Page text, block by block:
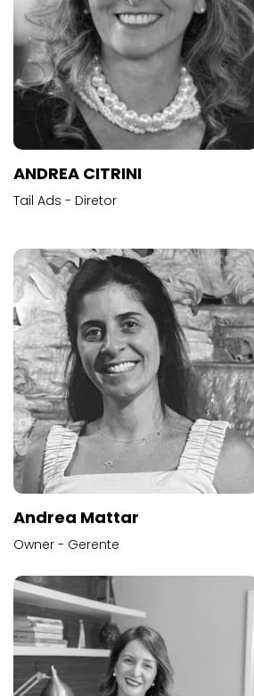
ANDREA CITRINI
Tail Ads - Diretor
Andrea Mattar
Owner - Gerente